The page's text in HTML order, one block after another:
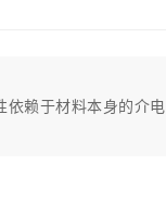
依赖于材料本身的介